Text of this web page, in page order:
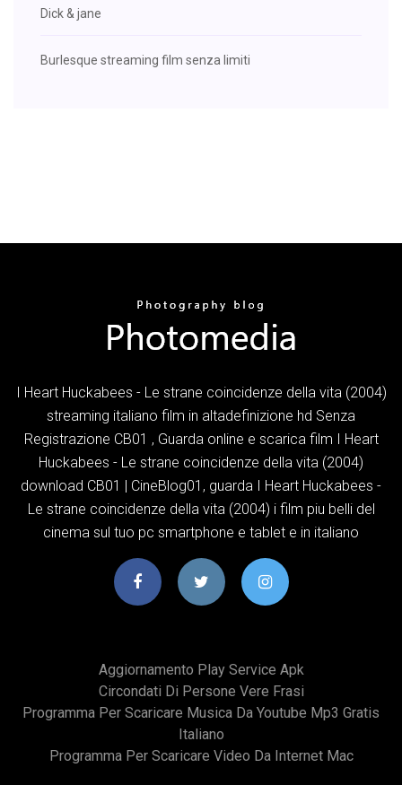
Dick & jane
Burlesque streaming film senza limiti
I Heart Huckabees - Le strane coincidenze della vita (2004)
streaming italiano film in altadefinizione hd Senza
Registrazione CB01 , Guarda online e scarica film I Heart
Huckabees - Le strane coincidenze della vita (2004)
download CB01 | CineBlog01, guarda I Heart Huckabees -
Le strane coincidenze della vita (2004) i film piu belli del
cinema sul tuo pc smartphone e tablet e in italiano
Aggiornamento Play Service Apk
Circondati Di Persone Vere Frasi
Programma Per Scaricare Musica Da Youtube Mp3 Gratis
Italiano
Programma Per Scaricare Video Da Internet Mac